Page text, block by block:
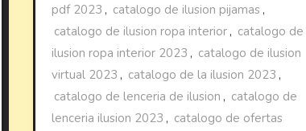
pdf 2023 , catalogo de ilusion pijamas ,
catalogo de ilusion ropa interior , catalogo de
ilusion ropa interior 2023 , catalogo de ilusion
virtual 2023 , catalogo de la ilusion 2023 ,
catalogo de lenceria de ilusion , catalogo de
lenceria ilusion 2023 , catalogo de ofertas